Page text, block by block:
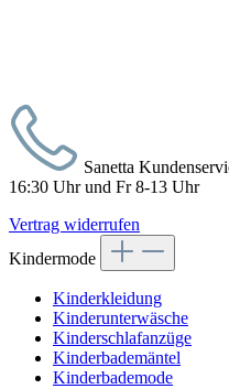
Sanetta
16:30 Uhr und Fr 8-13 Uhr
Vertrag widerrufen
Kindermode
Kinderkleidung
Kinderunterwäsche
Kinderschlafanzüge
Kinderbademäntel
Kinderbademode